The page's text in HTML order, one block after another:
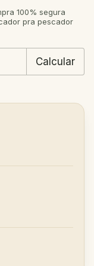
100% segura
pra pescador
Calcular